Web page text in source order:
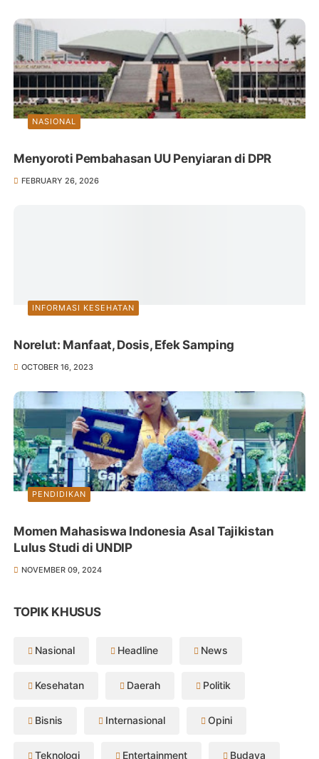
NASIONAL
Menyoroti Pembahasan UU Penyiaran di DPR
FEBRUARY 26, 2026
INFORMASI KESEHATAN
Norelut: Manfaat, Dosis, Efek Samping
OCTOBER 16, 2023
PENDIDIKAN
Momen Mahasiswa Indonesia Asal Tajikistan
Lulus Studi di UNDIP
NOVEMBER 09, 2024
TOPIK KHUSUS
Nasional Headline News
Kesehatan Daerah Politik
Bisnis Internasional Opini
Teknologi Entertainment Budaya